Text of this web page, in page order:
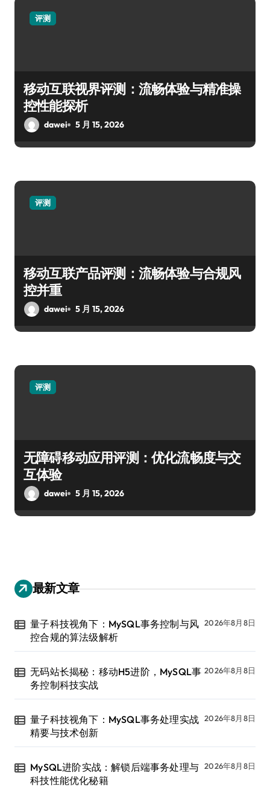
评测
移动互联视界评测：流畅体验与精准操
控性能探析
dawei 5 月 15, 2026
评测
移动互联产品评测：流畅体验与合规风
控并重
dawei 5 月 15, 2026
评测
无障碍移动应用评测：优化流畅度与交
互体验
dawei 5 月 15, 2026
最新文章
量子科技视角下：MySQL事务控制与风
控合规的算法级解析
2026年8月8日
无码站长揭秘：移动H5进阶，MySQL事
务控制科技实战
2026年8月8日
量子科技视角下：MySQL事务处理实战
精要与技术创新
2026年8月8日
MySQL进阶实战：解锁后端事务处理与
科技性能优化秘籍
2026年8月8日